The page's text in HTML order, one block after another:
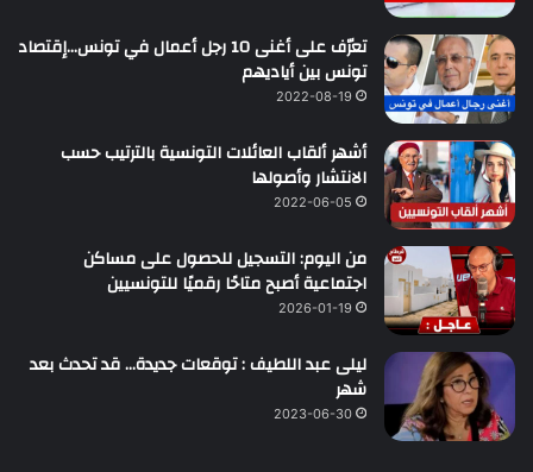
تعرّف على أغنى 10 رجل أعمال في تونس…إقتصاد
تونس بين أياديهم
2022-08-19
أشهر ألقاب العائلات التونسية بالترتيب حسب
الانتشار وأصولها
2022-06-05
من اليوم: التسجيل للحصول على مساكن
اجتماعية أصبح متاحًا رقميًا للتونسيين
2026-01-19
ليلى عبد اللطيف : توقعات جديدة… قد تحدث بعد
شهر
2023-06-30